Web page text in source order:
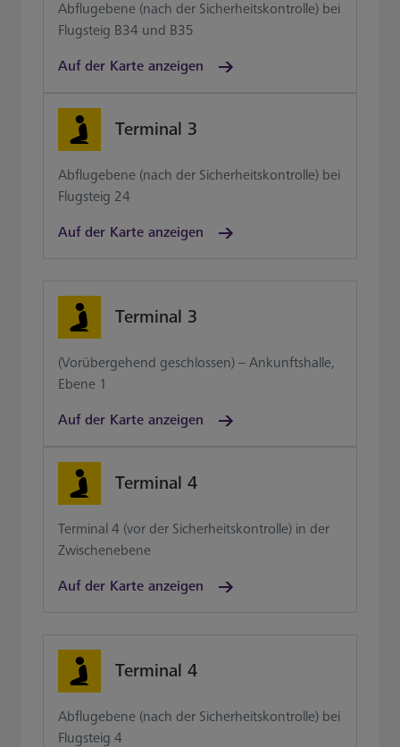
Abflugebene (nach der Sicherheitskontrolle) bei
Flugsteig B34 und B35
Auf der Karte anzeigen
Terminal 3
Abflugebene (nach der Sicherheitskontrolle) bei
Flugsteig 24
Auf der Karte anzeigen
Terminal 3
(Vorübergehend geschlossen) – Ankunftshalle,
Ebene 1
Auf der Karte anzeigen
Terminal 4
Terminal 4 (vor der Sicherheitskontrolle) in der
Zwischenebene
Auf der Karte anzeigen
Terminal 4
Abflugebene (nach der Sicherheitskontrolle) bei
Flugsteig 4